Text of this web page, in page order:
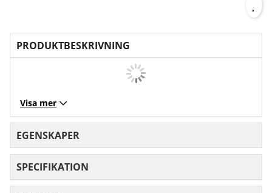
PRODUKTBESKRIVNING
Visa mer
EGENSKAPER
SPECIFIKATION